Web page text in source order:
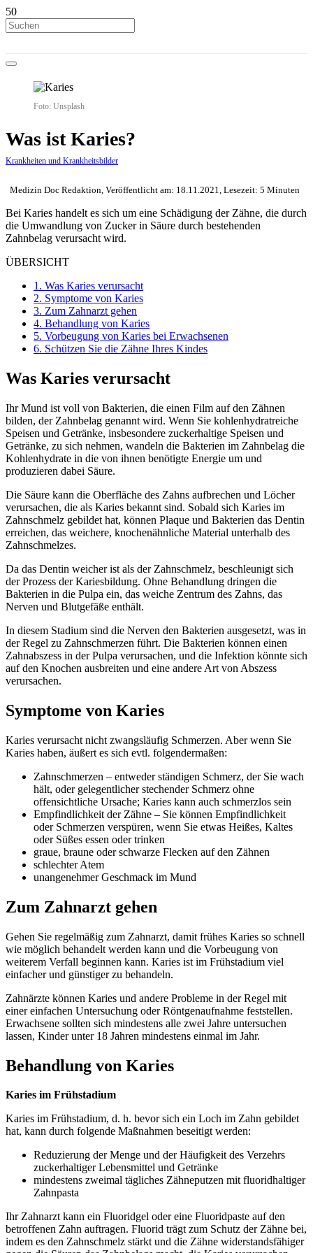
Foto: Unsplash
Was ist Karies?
Krankheiten und Krankheitsbilder
Medizin Doc Redaktion, Veröffentlicht am: 18.11.2021, Lesezeit: 5 Minuten
Bei Karies handelt es sich um eine Schädigung der Zähne, die durch
die Umwandlung von Zucker in Säure durch bestehenden
Zahnbelag verursacht wird.
ÜBERSICHT
1. Was Karies verursacht
2. Symptome von Karies
3. Zum Zahnarzt gehen
4. Behandlung von Karies
5. Vorbeugung von Karies bei Erwachsenen
6. Schützen Sie die Zähne Ihres Kindes
Was Karies verursacht
Ihr Mund ist voll von Bakterien, die einen Film auf den Zähnen
bilden, der Zahnbelag genannt wird. Wenn Sie kohlenhydratreiche
Speisen und Getränke, insbesondere zuckerhaltige Speisen und
Getränke, zu sich nehmen, wandeln die Bakterien im Zahnbelag die
Kohlenhydrate in die von ihnen benötigte Energie um und
produzieren dabei Säure.
Die Säure kann die Oberfläche des Zahns aufbrechen und Löcher
verursachen, die als Karies bekannt sind. Sobald sich Karies im
Zahnschmelz gebildet hat, können Plaque und Bakterien das Dentin
erreichen, das weichere, knochenähnliche Material unterhalb des
Zahnschmelzes.
Da das Dentin weicher ist als der Zahnschmelz, beschleunigt sich
der Prozess der Kariesbildung. Ohne Behandlung dringen die
Bakterien in die Pulpa ein, das weiche Zentrum des Zahns, das
Nerven und Blutgefäße enthält.
In diesem Stadium sind die Nerven den Bakterien ausgesetzt, was in
der Regel zu Zahnschmerzen führt. Die Bakterien können einen
Zahnabszess in der Pulpa verursachen, und die Infektion könnte sich
auf den Knochen ausbreiten und eine andere Art von Abszess
verursachen.
Symptome von Karies
Karies verursacht nicht zwangsläufig Schmerzen. Aber wenn Sie
Karies haben, äußert es sich evtl. folgendermaßen:
Zahnschmerzen – entweder ständigen Schmerz, der Sie wach
hält, oder gelegentlicher stechender Schmerz ohne
offensichtliche Ursache; Karies kann auch schmerzlos sein
Empfindlichkeit der Zähne – Sie können Empfindlichkeit
oder Schmerzen verspüren, wenn Sie etwas Heißes, Kaltes
oder Süßes essen oder trinken
graue, braune oder schwarze Flecken auf den Zähnen
schlechter Atem
unangenehmer Geschmack im Mund
Zum Zahnarzt gehen
Gehen Sie regelmäßig zum Zahnarzt, damit frühes Karies so schnell
wie möglich behandelt werden kann und die Vorbeugung von
weiterem Verfall beginnen kann. Karies ist im Frühstadium viel
einfacher und günstiger zu behandeln.
Zahnärzte können Karies und andere Probleme in der Regel mit
einer einfachen Untersuchung oder Röntgenaufnahme feststellen.
Erwachsene sollten sich mindestens alle zwei Jahre untersuchen
lassen, Kinder unter 18 Jahren mindestens einmal im Jahr.
Behandlung von Karies
Karies im Frühstadium
Karies im Frühstadium, d. h. bevor sich ein Loch im Zahn gebildet
hat, kann durch folgende Maßnahmen beseitigt werden:
Reduzierung der Menge und der Häufigkeit des Verzehrs
zuckerhaltiger Lebensmittel und Getränke
mindestens zweimal tägliches Zähneputzen mit fluoridhaltiger
Zahnpasta
Ihr Zahnarzt kann ein Fluoridgel oder eine Fluoridpaste auf den
betroffenen Zahn auftragen. Fluorid trägt zum Schutz der Zähne bei,
indem es den Zahnschmelz stärkt und die Zähne widerstandsfähiger